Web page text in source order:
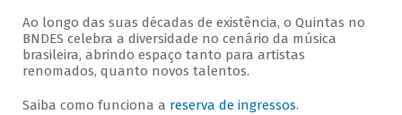
Ao longo das suas décadas de existência, o Quintas no
BNDES celebra a diversidade no cenário da música
brasileira, abrindo espaço tanto para artistas
renomados, quanto novos talentos.
Saiba como funciona a reserva de ingressos.